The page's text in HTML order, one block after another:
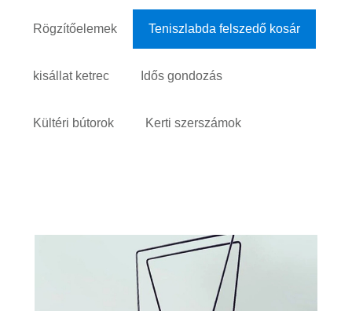
Rögzítőelemek Teniszlabda felszedő kosár
kisállat ketrec Idős gondozás
Kültéri bútorok Kerti szerszámok